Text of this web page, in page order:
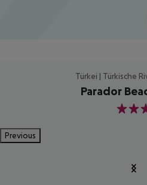
Türkei | Türkische
Parador
3
Previous